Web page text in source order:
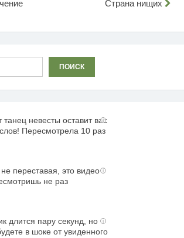
Страна нищих
ПОИСК
i
танец невесты оставит вас
Пересмотрела 10 раз
i
переставая, это видео
не раз
i
длится пару секунд, но
в шоке от увиденного